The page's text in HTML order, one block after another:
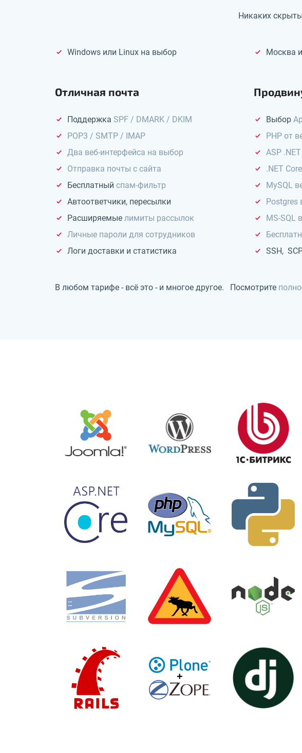
Никаких
Windows или Linux на выбор Москва
Отличная почта
Поддержка SPF / DMARK / DKIM
POP3 / SMTP / IMAP
Два веб-интерфейса на выбор
Отправка почты с сайта
Бесплатный спам-фильтр
Автоответчики, пересылки
Расширяемые лимиты рассылок
Личные пароли для сотрудников
Логи доставки и статистика
Выбор
PHP от
ASP
.NET
MySQL
Postgres
MS-SQL
SSH,
В любом тарифе - всё это - и многое другое. Посмотрите